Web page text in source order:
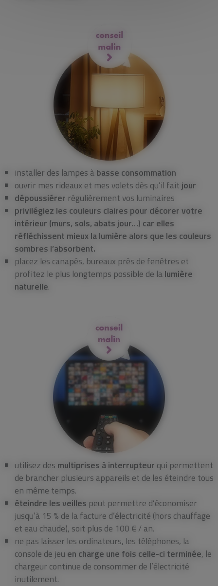
installer des lampes àbasse consommation
ouvrir mes rideaux et mes volets dès qu’il fait jour
dépoussiérer régulièrement vos luminaires
privilégiez les couleurs claires pour décorer votre
intérieur (murs, sols, abats jour…) car elles
réfléchissent mieux la lumière alors que les couleurs
sombres l’absorbent.
placez les canapés, bureaux près de fenêtres et
profitez le plus longtemps possible de lalumière
naturelle.
utilisez des multiprises à interrupteur qui permettent
de brancher plusieurs appareils et de les éteindre tous
en même temps.
éteindre les veilles peut permettre d’économiser
jusqu’à 15 % de la facture d’électricité (hors chauffage
et eau chaude), soit plus de 100 € / an.
ne pas laisser les ordinateurs, les téléphones, la
console de jeu en charge une fois celle-ci terminée, le
chargeur continue de consommer de l’électricité
inutilement.